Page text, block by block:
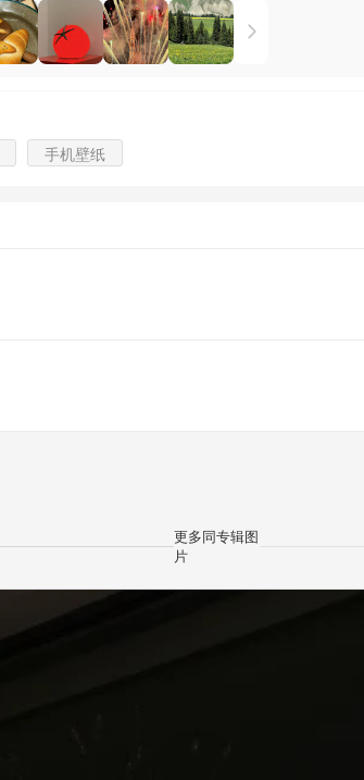
手机壁纸
更多同专辑图
片